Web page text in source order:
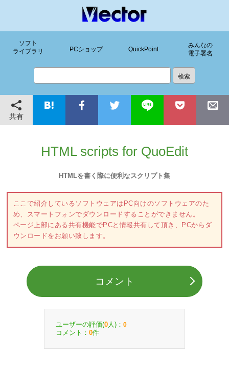
ソフト
ライブラリ
PCショップ QuickPoint
みんなの
電子署名
共有
HTML scripts for QuoEdit
HTMLを書く際に便利なスクリプト集
ここで紹介しているソフトウェアはPC向けのソフトウェアのた
め、スマートフォンでダウンロードすることができません。
ページ上部にある共有機能でPCと情報共有して頂き、PCからダ
ウンロードをお願い致します。
コメント
ユーザーの評価(0 人)： 0
コメント： 0件